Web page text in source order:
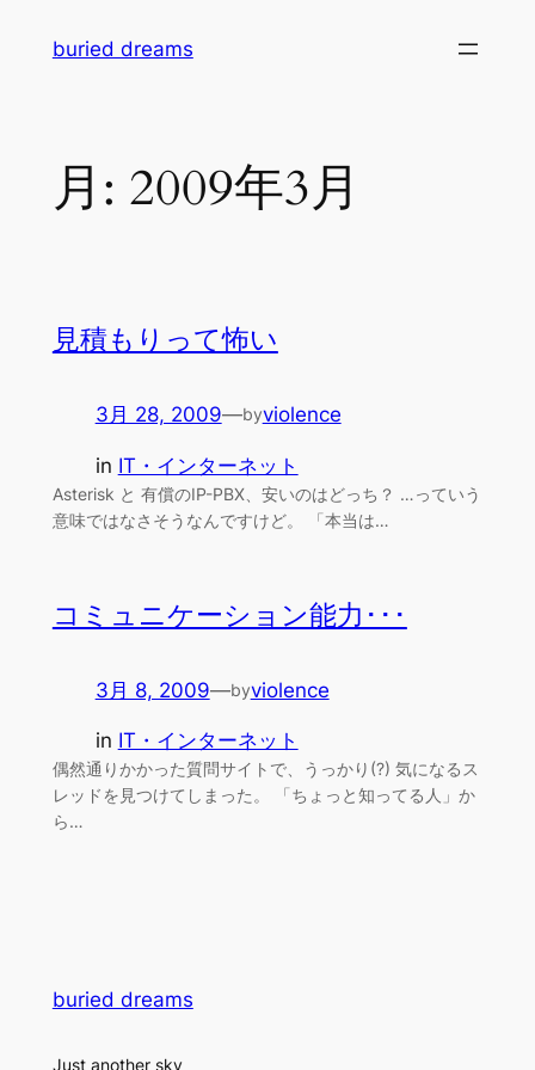
buried dreams
月: 2009年3月
見積もりって怖い
3月 28, 2009—byviolence
in IT・インターネット
Asterisk と 有償のIP-PBX、安いのはどっち？ …っていう
意味ではなさそうなんですけど。 「本当は…
コミュニケーション能力･･･
3月 8, 2009—byviolence
in IT・インターネット
偶然通りかかった質問サイトで、うっかり(?) 気になるス
レッドを見つけてしまった。 「ちょっと知ってる人」か
ら…
buried dreams
Just another sky